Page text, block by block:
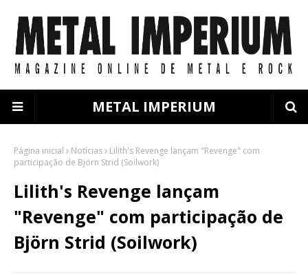
METAL IMPERIUM
Página inicial Notícias
Lilith's Revenge lançam "Revenge" com
participação de Björn Strid (Soilwork)
Lilith's Revenge lançam
"Revenge" com participação de
Björn Strid (Soilwork)